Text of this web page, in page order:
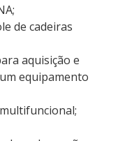
de cadeiras
aquisição e
equipamento